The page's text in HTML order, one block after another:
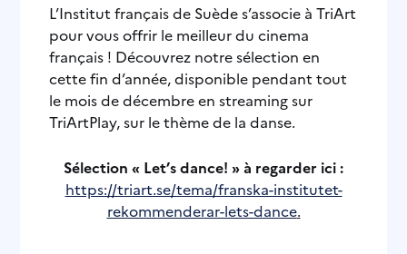
L’Institut français de Suède s’associe à TriArt
pour vous offrir le meilleur du cinema
français ! Découvrez notre sélection en
cette fin d’année, disponible pendant tout
le mois de décembre en streaming sur
TriArtPlay, sur le thème de la danse.
Sélection « Let’s dance! » à regarder ici :
https://triart.se/tema/franska-institutet-
rekommenderar-lets-dance.